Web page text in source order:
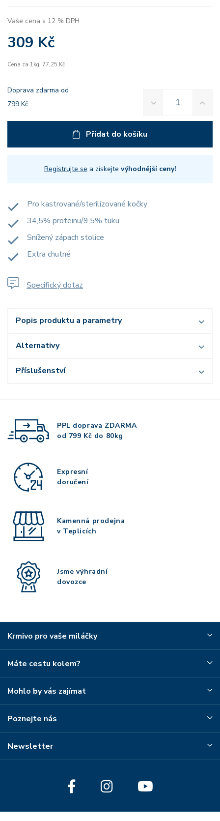
Vaše cena s 12 % DPH
309 Kč
Cena za 1kg: 77,25 Kč
Doprava zdarma od
799 Kč
Přidat do košíku
Registrujte se a získejte výhodnější ceny!
Pro kastrované/sterilizované kočky
34,5% proteinu/9,5% tuku
Snížený zápach stolice
Extra chutné
Specifický dotaz
Popis produktu a parametry
Alternativy
Příslušenství
PPL doprava ZDARMA
od 799 Kč do 80kg
Expresní
doručení
Kamenná prodejna
v Teplicích
Jsme výhradní
dovozce
Krmivo pro vaše miláčky
Máte cestu kolem?
Mohlo by vás zajímat
Poznejte nás
Newsletter